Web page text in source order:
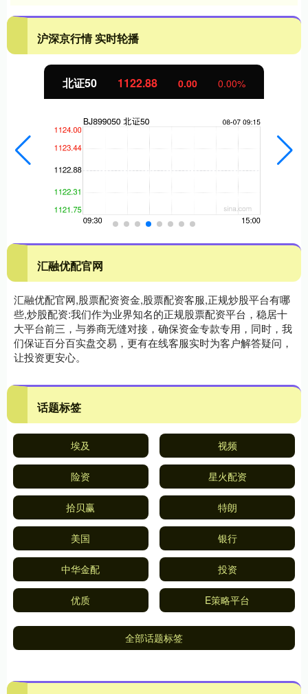
沪深京行情 实时轮播
北证50 1122.88 0.00 0.00%
汇融优配官网
汇融优配官网,股票配资资金,股票配资客服,正规炒股平台有哪
些,炒股配资:我们作为业界知名的正规股票配资平台，稳居十
大平台前三，与券商无缝对接，确保资金专款专用，同时，我
们保证百分百实盘交易，更有在线客服实时为客户解答疑问，
让投资更安心。
话题标签
埃及 视频
险资 星火配资
拾贝赢 特朗
美国 银行
中华金配 投资
优质 E策略平台
全部话题标签